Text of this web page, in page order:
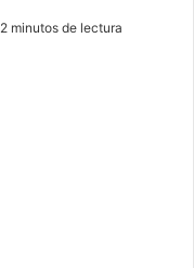
2 minutos de lectura